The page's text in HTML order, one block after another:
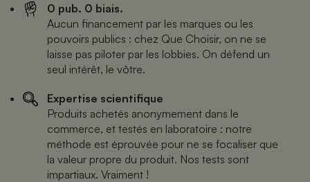
0 pub. 0 biais.
Aucun financement par les marques ou les
pouvoirs publics : chez Que Choisir, on ne se
laisse pas piloter par les lobbies. On défend un
seul intérêt, le vôtre.
Expertise scientifique
Produits achetés anonymement dans le
commerce, et testés en laboratoire : notre
méthode est éprouvée pour ne se focaliser que
la valeur propre du produit. Nos tests sont
impartiaux. Vraiment !